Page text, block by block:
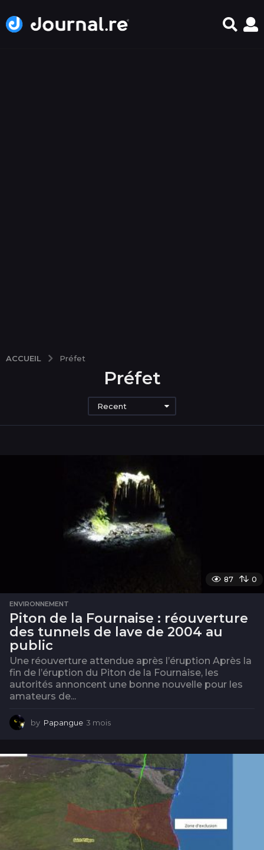
ACCUEIL Préfet
Préfet
Recent
87 0
ENVIRONNEMENT
Piton de la Fournaise : réouverture
des tunnels de lave de 2004 au
public
Une réouverture attendue après l’éruption Après la
fin de l’éruption du Piton de la Fournaise, les
autorités annoncent une bonne nouvelle pour les
amateurs de...
by Papangue 3 mois
i
s